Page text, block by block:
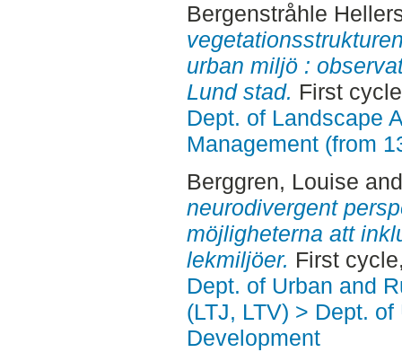
Bergenstråhle
urban miljö :
Lund stad. First
Dept. of Landscape
Management (from
Berggren, Louise
neurodivergent
möjligheterna att
lekmiljöer. First
Dept. of Urban and
(LTJ, LTV) > Dept.
Development